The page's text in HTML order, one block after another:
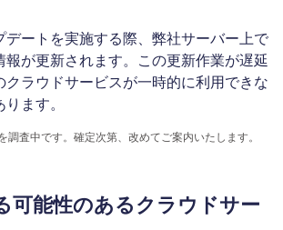
デートを実施する際、弊社サーバー上で
報が更新されます。この更新作業が遅延
クラウドサービスが一時的に利用できな
ます。
調査中です。確定次第、改めてご案内いたします。
可能性のあるクラウドサー